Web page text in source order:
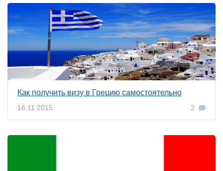
Как получить визу в Грецию самостоятельно
16.11.2015 2